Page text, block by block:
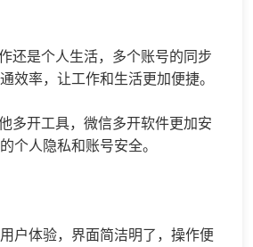
还是个人生活，多个账号的同步
效率，让工作和生活更加便捷。
多开工具，微信多开软件更加安
个人隐私和账号安全。
户体验，界面简洁明了，操作便